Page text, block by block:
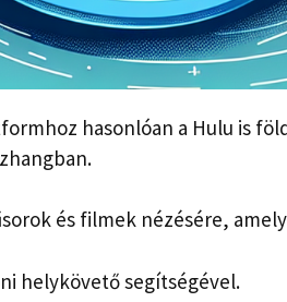
hasonlóan a Hulu is
és filmek nézésére,
helykövető segítségével.